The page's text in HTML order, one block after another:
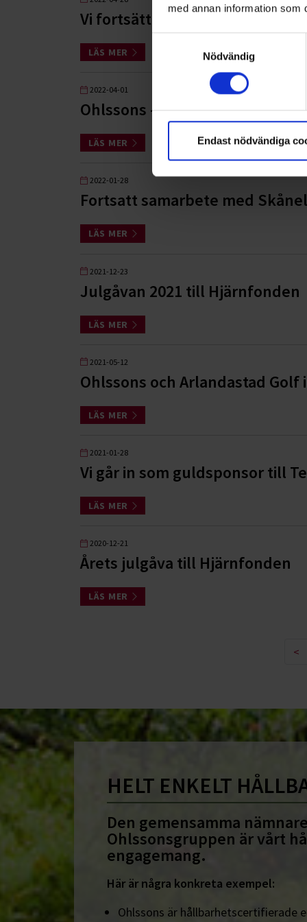
med annan information som
Nödvändig
Endast nödvändiga
Vi fortsätter stödja kampen
LÄS MER
2022-04-01
Ohlssons - officiell
LÄS MER
2022-01-28
Fortsatt samarbete med
LÄS MER
2021-12-23
Julgåvan 2021 till Hjärnfonden
LÄS MER
2021-05-12
Ohlssons och Arlandastad
LÄS MER
2021-01-28
Vi går in som guldsponsor till
LÄS MER
2020-12-21
Årets julgåva till Hjärnfonden
LÄS MER
<
HELT ENKELT
Den gemensamma
Ohlssonsgruppen är vårt
engagemang.
Här är några konkreta exempel:
Ohlssons är hållbarhetscertifierade